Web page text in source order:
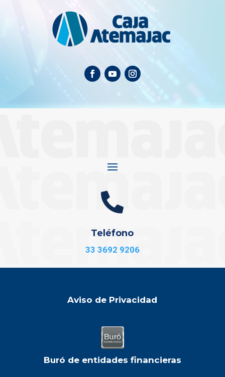

Teléfono
33 3692 9206
Aviso de Privacidad
Buró de entidades financieras